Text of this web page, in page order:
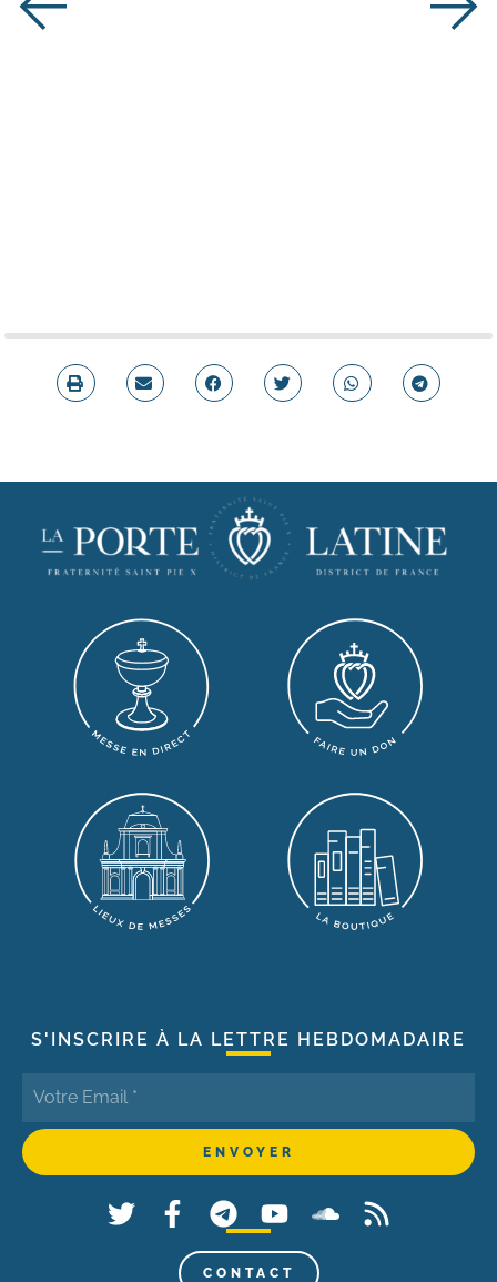
S'INSCRIRE À LA LETTRE HEBDOMADAIRE
CONTACT